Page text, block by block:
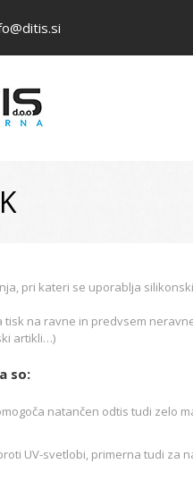
pri kateri se uporablja
na ravne in predvsem
artikli…)
so:
natančen odtis tudi zelo
UV-svetlobi, primerna tudi za